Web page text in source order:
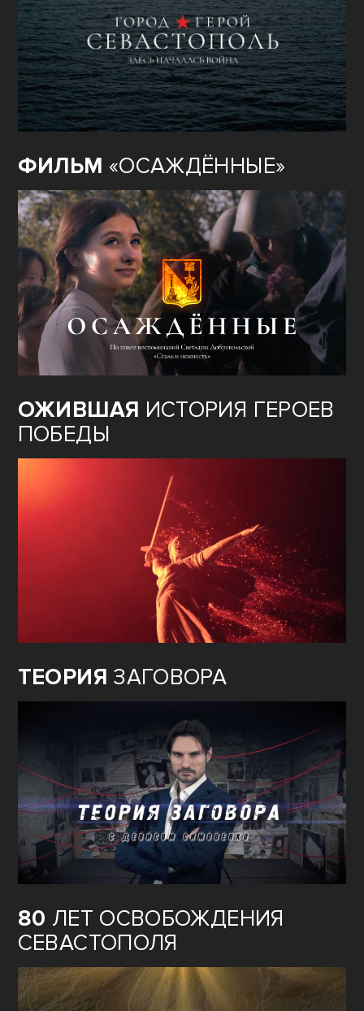
ФИЛЬМ «ОСАЖДЁННЫЕ»
ОЖИВШАЯ ИСТОРИЯ ГЕРОЕВ
ПОБЕДЫ
ТЕОРИЯ ЗАГОВОРА
80 ЛЕТ ОСВОБОЖДЕНИЯ
СЕВАСТОПОЛЯ